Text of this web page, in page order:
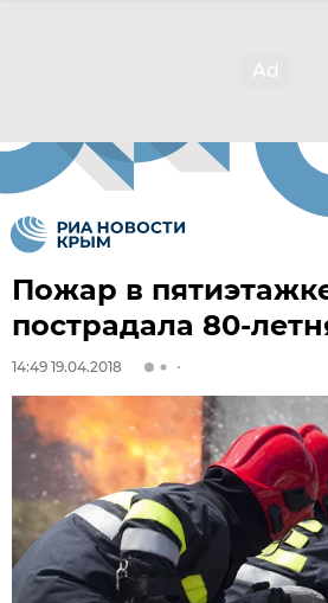
Пожар в
пострадала 80-
14:49 19.04.2018